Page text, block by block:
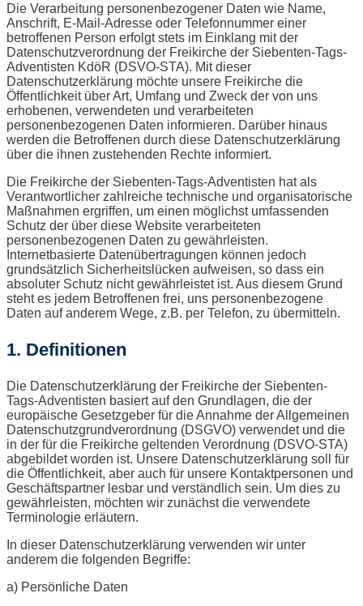
Die Verarbeitung personenbezogener Daten wie Name,
Anschrift, E-Mail-Adresse oder Telefonnummer einer
betroffenen Person erfolgt stets im Einklang mit der
Datenschutzverordnung der Freikirche der Siebenten-Tags-
Adventisten KdöR (DSVO-STA). Mit dieser
Datenschutzerklärung möchte unsere Freikirche die
Öffentlichkeit über Art, Umfang und Zweck der von uns
erhobenen, verwendeten und verarbeiteten
personenbezogenen Daten informieren. Darüber hinaus
werden die Betroffenen durch diese Datenschutzerklärung
über die ihnen zustehenden Rechte informiert.
Die Freikirche der Siebenten-Tags-Adventisten hat als
Verantwortlicher zahlreiche technische und organisatorische
Maßnahmen ergriffen, um einen möglichst umfassenden
Schutz der über diese Website verarbeiteten
personenbezogenen Daten zu gewährleisten.
Internetbasierte Datenübertragungen können jedoch
grundsätzlich Sicherheitslücken aufweisen, so dass ein
absoluter Schutz nicht gewährleistet ist. Aus diesem Grund
steht es jedem Betroffenen frei, uns personenbezogene
Daten auf anderem Wege, z.B. per Telefon, zu übermitteln.
1. Definitionen
Die Datenschutzerklärung der Freikirche der Siebenten-
Tags-Adventisten basiert auf den Grundlagen, die der
europäische Gesetzgeber für die Annahme der Allgemeinen
Datenschutzgrundverordnung (DSGVO) verwendet und die
in der für die Freikirche geltenden Verordnung (DSVO-STA)
abgebildet worden ist. Unsere Datenschutzerklärung soll für
die Öffentlichkeit, aber auch für unsere Kontaktpersonen und
Geschäftspartner lesbar und verständlich sein. Um dies zu
gewährleisten, möchten wir zunächst die verwendete
Terminologie erläutern.
In dieser Datenschutzerklärung verwenden wir unter
anderem die folgenden Begriffe:
a) Persönliche Daten